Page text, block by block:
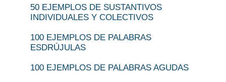
50 EJEMPLOS DE SUSTANTIVOS
INDIVIDUALES Y COLECTIVOS
100 EJEMPLOS DE PALABRAS
ESDRÚJULAS
100 EJEMPLOS DE PALABRAS AGUDAS